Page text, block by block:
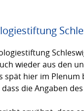
wieder aus den
spät hier im Plenum
die Angaben